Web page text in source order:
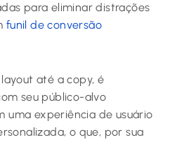
para eliminar distrações
funil de conversão
até a copy, é
seu público-alvo
uma experiência de usuário
o que, por sua